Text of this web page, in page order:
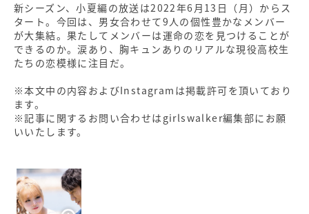
新シーズン、小夏編の放送は2022年6月13日（月）からス
タート。今回は、男女合わせて9人の個性豊かなメンバー
が大集結。果たしてメンバーは運命の恋を見つけることが
できるのか。涙あり、胸キュンありのリアルな現役高校生
たちの恋模様に注目だ。
※本文中の内容およびInstagramは掲載許可を頂いており
ます。
※記事に関するお問い合わせはgirlswalker編集部にお願
いいたします。